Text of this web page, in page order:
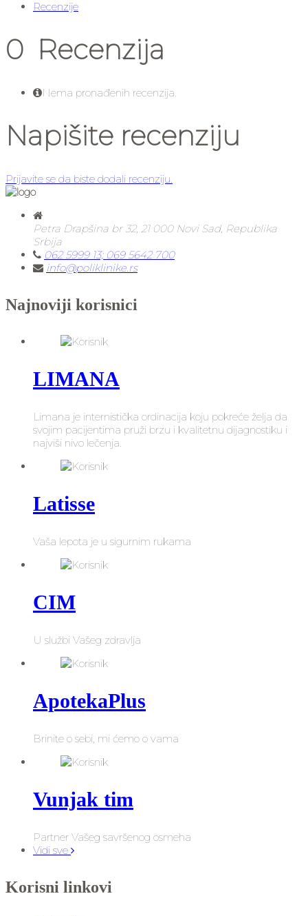
Recenzije
0 Recenzija
Nema pronađenih recenzija.
Napišite recenziju
Prijavite se da biste dodali recenziju.
Petra Drapšina br 32, 21 000 Novi Sad, Republika
Srbija
062 5999 13; 069 5642 700
info@poliklinike.rs
Najnoviji korisnici
LIMANA
Limana je internistička ordinacija koju pokreće želja da
svojim pacijentima pruži brzu i kvalitetnu dijagnostiku i
najviši nivo lečenja.
Latisse
Vaša lepota je u sigurnim rukama
CIM
U službi Vašeg zdravlja
ApotekaPlus
Brinite o sebi, mi ćemo o vama
Vunjak tim
Partner Vašeg savršenog osmeha
Vidi sve
Korisni linkovi